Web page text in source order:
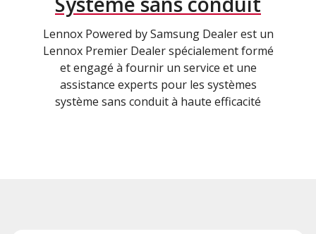
Lennox Powered by Samsung Dealer est un
Lennox Premier Dealer spécialement formé
et engagé à fournir un service et une
assistance experts pour les systèmes
système sans conduit à haute efficacité